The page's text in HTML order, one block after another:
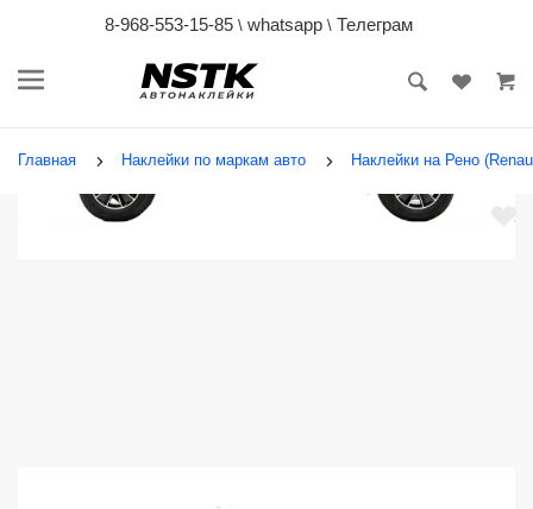
8-968-553-15-85 \ whatsapp\ Телеграм
Главная Наклейки по маркам авто Наклейки на Рено